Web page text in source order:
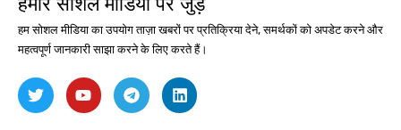
हम सोशल मीडिया का उपयोग ताज़ा खबरों पर प्रतिक्रिया देने, समर्थकों को अपडेट करने और
महत्वपूर्ण जानकारी साझा करने के लिए करते हैं।